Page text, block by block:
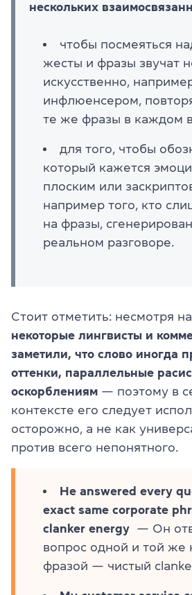
нескольких
чтобы посмеяться
жесты и фразы звучат
искусственно,
инфлюенсером,
те же фразы в каждом
для того, чтобы
который кажется
плоским или
например того, кто
на фразы,
реальном разговоре.
Стоит отметить: несмотря
некоторые лингвисты и
заметили, что слово иногда
оттенки, параллельные
оскорблениям — поэтому в
контексте его следует
осторожно, а не как
против всего непонятного.
He answered every
exact same corporate
clanker energy — Он
вопрос одной и той же
фразой — чистый